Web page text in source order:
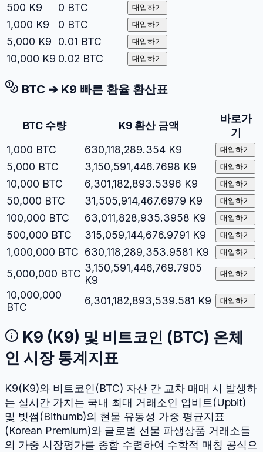
500 K9 0 BTC 대입하기
1,000 K9 0 BTC 대입하기
5,000 K9 0.01 BTC 대입하기
10,000 K9 0.02 BTC 대입하기
BTC ➔ K9 빠른 환율 환산표
BTC수량 K9 환산 금액
바로가
기
1,000 BTC 630,118,289.354 K9 대입하기
5,000 BTC 3,150,591,446.7698 K9 대입하기
10,000 BTC 6,301,182,893.5396 K9 대입하기
50,000 BTC 31,505,914,467.6979 K9 대입하기
100,000 BTC 63,011,828,935.3958 K9 대입하기
500,000 BTC 315,059,144,676.9791 K9 대입하기
1,000,000 BTC 630,118,289,353.9581 K9 대입하기
5,000,000 BTC 3,150,591,446,769.7905
K9
대입하기
10,000,000
BTC
6,301,182,893,539.581 K9 대입하기
K9 ( K9) 및 비트코인 ( BTC) 온체
인 시장 통계지표
K9(K9)와 비트코인 (BTC) 자산 간 교차 매매 시 발생하
는 실시간 가치는 국내 최대 거래소인 업비트(Upbit)
및 빗썸(Bithumb)의 현물 유동성 가중 평균지표
(Korean Premium)와 글로벌 선물 파생상품 거래소들
의 가중 시장평가를 종합 수렴하여 수학적 매칭 공식으